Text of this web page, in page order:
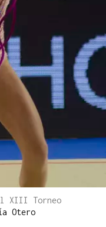
XIII Torneo
Otero